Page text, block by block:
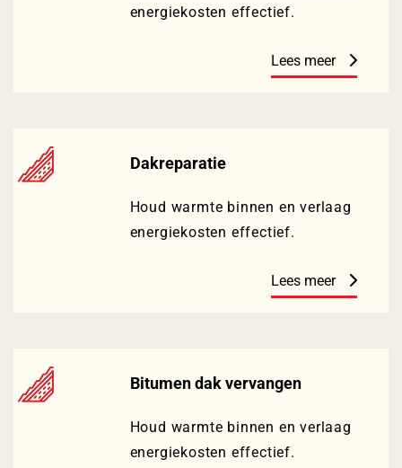
energiekosten effectief.
Lees meer
Dakreparatie
Houd warmte binnen en verlaag
energiekosten effectief.
Lees meer
Bitumen dak vervangen
Houd warmte binnen en verlaag
energiekosten effectief.